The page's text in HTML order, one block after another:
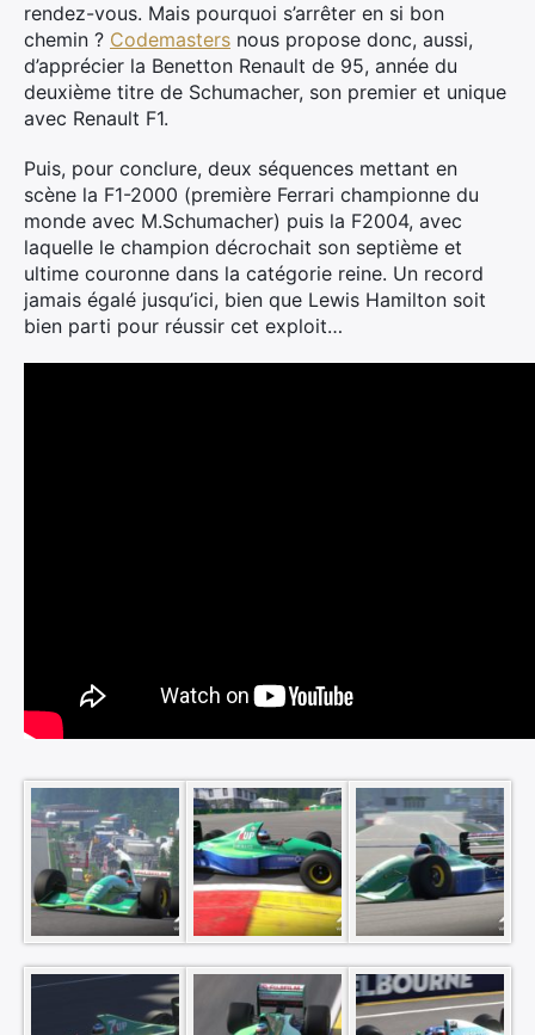
rendez-vous. Mais pourquoi s’arrêter en si bon
chemin ? Codemasters nous propose donc, aussi,
d’apprécier la Benetton Renault de 95, année du
deuxième titre de Schumacher, son premier et unique
avec Renault F1.
Puis, pour conclure, deux séquences mettant en
scène la F1-2000 (première Ferrari championne du
monde avec M.Schumacher) puis la F2004, avec
laquelle le champion décrochait son septième et
ultime couronne dans la catégorie reine. Un record
jamais égalé jusqu’ici, bien que Lewis Hamilton soit
bien parti pour réussir cet exploit…